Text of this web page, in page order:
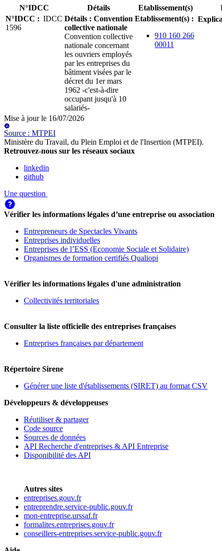
N°IDCC Détails Etablissement(s)
N°IDCC : IDCC
1596
Détails : Convention
collective nationale
Convention collective
nationale concernant
les ouvriers employés
par les entreprises du
bâtiment visées par le
décret du 1er mars
1962 -c'est-à-dire
occupant jusqu'à 10
salariés-
Etablissement(s) :
910 160 266
00011
Mise à jour le 16/07/2026
Source : MTPEI
Ministère du Travail, du Plein Emploi et de l'Insertion (MTPEI).
Retrouvez-nous sur les réseaux sociaux
linkedin
github
Une question
Vérifier les informations légales d’une entreprise ou association
Entrepreneurs de Spectacles Vivants
Entreprises individuelles
Entreprises de l’ESS (Economie Sociale et Solidaire)
Organismes de formation certifiés Qualiopi
Vérifier les informations légales d'une administration
Collectivités territoriales
Consulter la liste officielle des entreprises françaises
Entreprises françaises par département
Répertoire Sirene
Générer une liste d'établissements (SIRET) au format CSV
Développeurs & développeuses
Réutiliser & partager
Code source
Sources de données
API Recherche d'entreprises & API Entreprise
Disponibilité des API
Autres sites
entreprises.gouv.fr
entreprendre.service-public.gouv.fr
mon-entreprise.urssaf.fr
formalites.entreprises.gouv.fr
conseillers-entreprises.service-public.gouv.fr